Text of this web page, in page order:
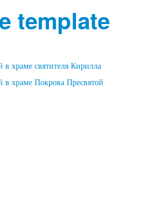
в храме святителя Кирилла
в храме Покрова Пресвятой